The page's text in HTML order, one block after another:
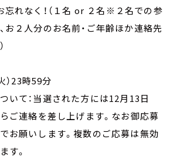
忘れなく！（１名 or ２名※２名での参
お２人分のお名前・ご年齢ほか連絡先
）23時59分
いて：当選された方には12月13日
らご連絡を差し上げます。なお御応募
お願いします。複数のご応募は無効
す。